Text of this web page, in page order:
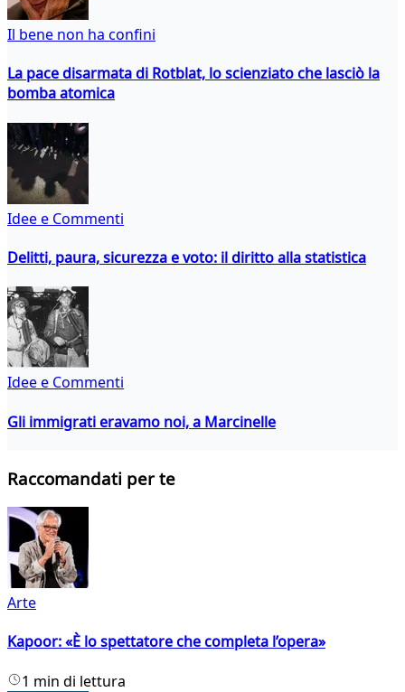
Il bene non ha confini
La pace disarmata di Rotblat, lo scienziato che lasciò la
bomba atomica
Idee e Commenti
Delitti, paura, sicurezza e voto: il diritto alla statistica
Idee e Commenti
Gli immigrati eravamo noi, a Marcinelle
Raccomandati per te
Arte
Kapoor: «È lo spettatore che completa l’opera»
1 min di lettura